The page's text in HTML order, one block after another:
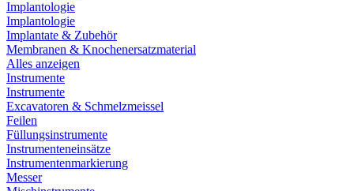
Implantologie
Implantologie
Implantate & Zubehör
Membranen & Knochenersatzmaterial
Alles anzeigen
Instrumente
Instrumente
Excavatoren & Schmelzmeissel
Feilen
Füllungsinstrumente
Instrumenteneinsätze
Instrumentenmarkierung
Messer